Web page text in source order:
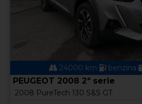
24000 km benzina
PEUGEOT 2008 2ª serie
2008 PureTech 130 S&S GT